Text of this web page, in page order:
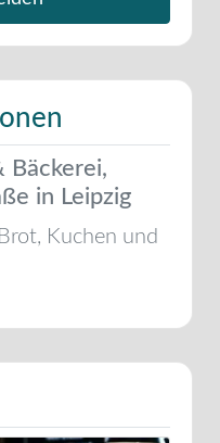
Bäckerei,
in Leipzig
Kuchen und